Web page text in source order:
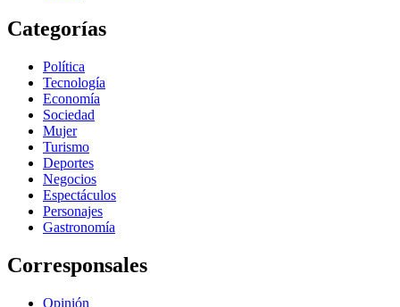
Categorías
Política
Tecnología
Economía
Sociedad
Mujer
Turismo
Deportes
Negocios
Espectáculos
Personajes
Gastronomía
Corresponsales
Opinión